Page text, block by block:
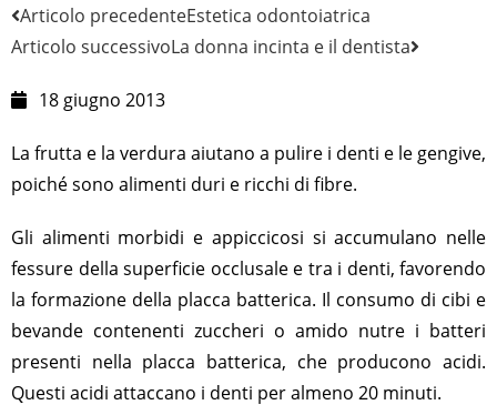
Articolo precedenteEstetica odontoiatrica
Articolo successivoLa donna incinta e il dentista
18 giugno 2013
La frutta e la verdura aiutano a pulire i denti e le gengive,
poiché sono alimenti duri e ricchi di fibre.
Gli alimenti morbidi e appiccicosi si accumulano nelle
fessure della superficie occlusale e tra i denti, favorendo
la formazione della placca batterica. Il consumo di cibi e
bevande contenenti zuccheri o amido nutre i batteri
presenti nella placca batterica, che producono acidi.
Questi acidi attaccano i denti per almeno 20 minuti.